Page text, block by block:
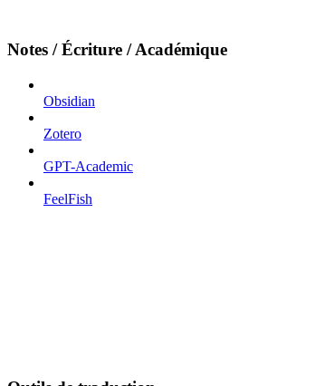
Notes / Écriture / Académique
Obsidian
Zotero
GPT-Academic
FeelFish